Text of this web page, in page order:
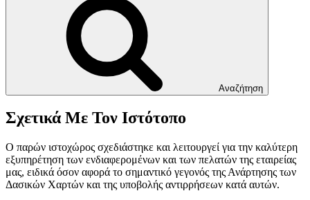
Αναζήτηση
Σχετικά Με Τον Ιστότοπο
Ο παρών ιστοχώρος σχεδιάστηκε και λειτουργεί για την καλύτερη
εξυπηρέτηση των ενδιαφερομένων και των πελατών της εταιρείας
μας, ειδικά όσον αφορά το σημαντικό γεγονός της Ανάρτησης των
Δασικών Χαρτών και της υποβολής αντιρρήσεων κατά αυτών.